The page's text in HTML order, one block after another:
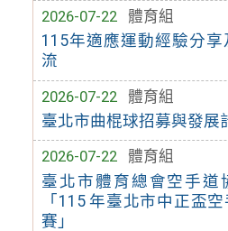
2026-07-22
體育組
115年適應運動經驗分享
流
2026-07-22
體育組
臺北市曲棍球招募與發展
2026-07-22
體育組
臺北市體育總會空手道
「115 年臺北市中正盃
賽」